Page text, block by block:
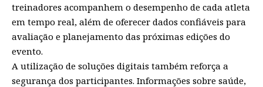
treinadores acompanhem o desempenho de cada atleta
em tempo real, além de oferecer dados confiáveis para
avaliação e planejamento das próximas edições do
evento.
A utilização de soluções digitais também reforça a
segurança dos participantes. Informações sobre saúde,